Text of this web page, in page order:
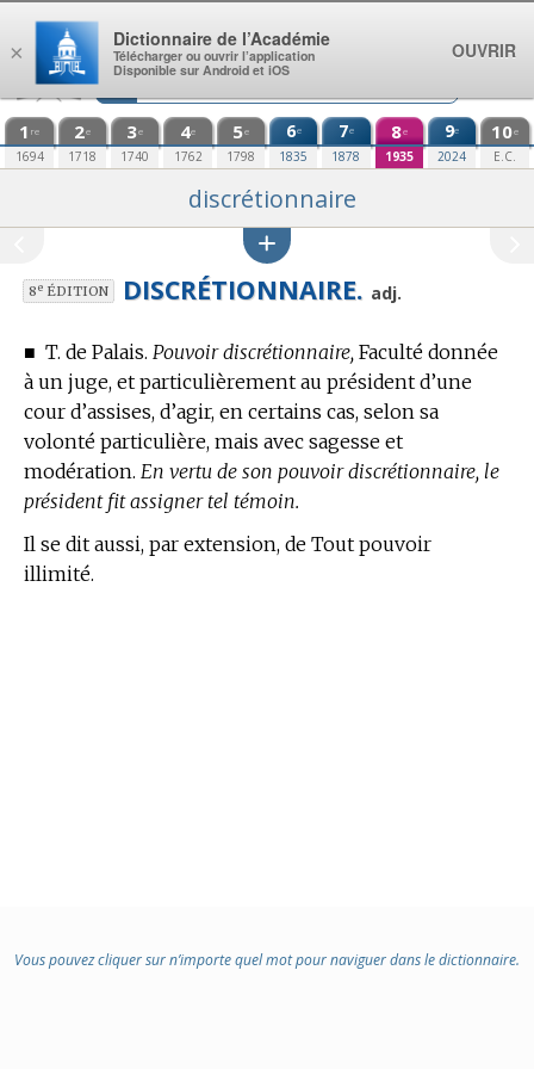
Aller au contenu
1 re
1694
2e
1718
3e
1740
4e
1762
5e
1798
6e
1835
7e
1878
8e
1935
9e
2024
10e
E.C.
discrétionnaire
8eÉDITION DISCRÉTIONNAIRE. adj.
■ T. de Palais. Pouvoir discrétionnaire, Faculté donnée
à un juge, et particulièrement au président d’une
cour d’assises, d’agir, en certains cas, selon sa
volonté particulière, mais avec sagesse et
modération. En vertu de son pouvoir discrétionnaire, le
président fit assigner tel témoin.
Il se dit aussi, par extension, de Tout pouvoir
illimité.
Vous pouvez cliquer sur n’importe quel mot pour naviguer dans le dictionnaire.
×
Dictionnaire de l’Académie
Télécharger ou ouvrir l’application
Disponible sur Android et iOS
OUVRIR